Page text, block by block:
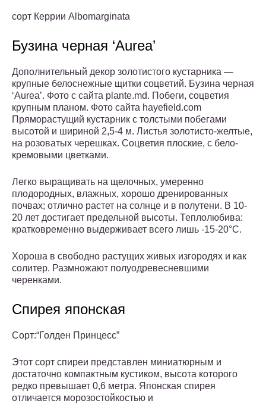
сорт Керрии Albomarginata
Бузина черная ‘Aurea’
Дополнительный декор золотистого кустарника —
крупные белоснежные щитки соцветий. Бузина черная
‘Aurea’. Фото с сайта plante.md. Побеги, соцветия
крупным планом. Фото сайта hayefield.com
Пряморастущий кустарник с толстыми побегами
высотой и шириной 2,5-4 м. Листья золотисто-желтые,
на розоватых черешках. Соцветия плоские, с бело-
кремовыми цветками.
Легко выращивать на щелочных, умеренно
плодородных, влажных, хорошо дренированных
почвах; отлично растет на солнце и в полутени. В 10-
20 лет достигает предельной высоты. Теплолюбива:
кратковременно выдерживает всего лишь -15-20°С.
Хороша в свободно растущих живых изгородях и как
солитер. Размножают полуодревесневшими
черенками.
Спирея японская
Сорт:“Голден Принцесс”
Этот сорт спиреи представлен миниатюрным и
достаточно компактным кустиком, высота которого
редко превышает 0,6 метра. Японская спирея
отличается морозостойкостью и